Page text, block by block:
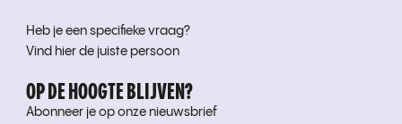
Heb je een specifieke vraag?
Vind hier de juiste persoon
OP DE HOOGTE BLIJVEN?
Abonneer je op onze nieuwsbrief